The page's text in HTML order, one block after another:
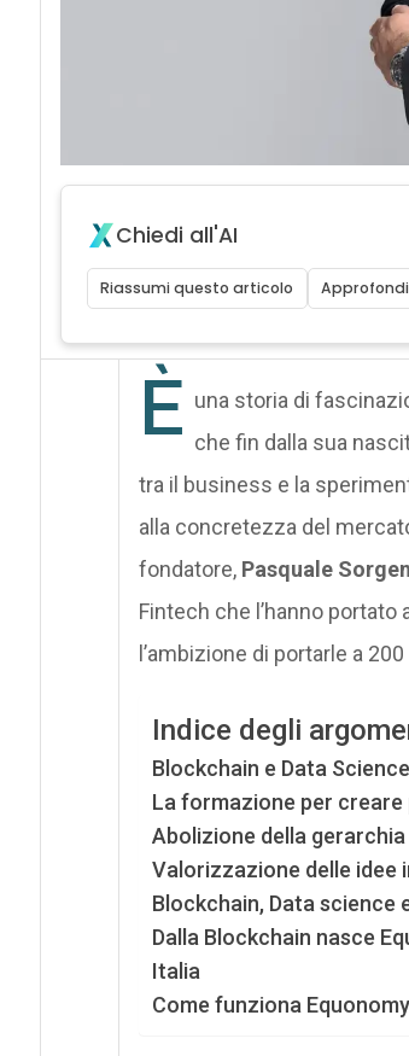
Chiedi all'AI
Riassumi questo articolo
È una storia di
che fin dalla sua
tra il business e la
alla concretezza del
fondatore, Pasquale
Fintech che l’hanno
l’ambizione di portarle a
Indice degli
Blockchain e Data
La formazione per
Abolizione della
Valorizzazione delle idee
Blockchain, Data science
Dalla Blockchain nasce
Italia
Come funziona Equonomy